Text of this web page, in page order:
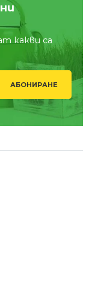
какви са
АБОНИРАНЕ